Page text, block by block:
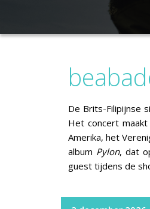
De Brits-Filipijnse
Het concert
Amerika, het
album Pylon, dat
guest tijdens de